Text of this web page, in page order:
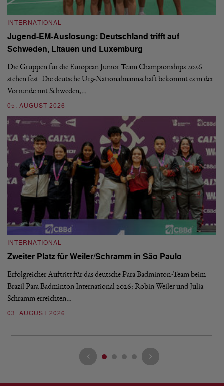
INTERNATIONAL
Jugend-EM-Auslosung: Deutschland trifft auf
Schweden, Litauen und Luxemburg
Die Gruppen für die European Junior Team Championships 2026
stehen fest. Die deutsche U19-Nationalmannschaft bekommt es in der
Vorrunde mit Schweden,…
05. AUGUST 2026
INTERNATIONAL
Zweiter Platz für Weiler/Schramm in São Paulo
Erfolgreicher Auftritt für das deutsche Para Badminton-Team beim
Brazil Para Badminton International 2026: Robin Weiler und Julia
Schramm erreichten…
03. AUGUST 2026